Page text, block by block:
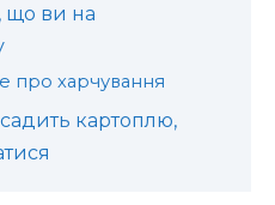
що ви на
про харчування
картоплю,